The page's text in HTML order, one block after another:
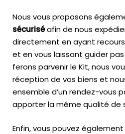
Nous vous proposons
sécuriséafin de nous
directement en ayant
et en vous laissant guider pas
ferons parvenir le Kit, nous
réception de vos biens et
ensemble d’un rendez-vous
apporter la même qualité de
Enfin, vous pouvez